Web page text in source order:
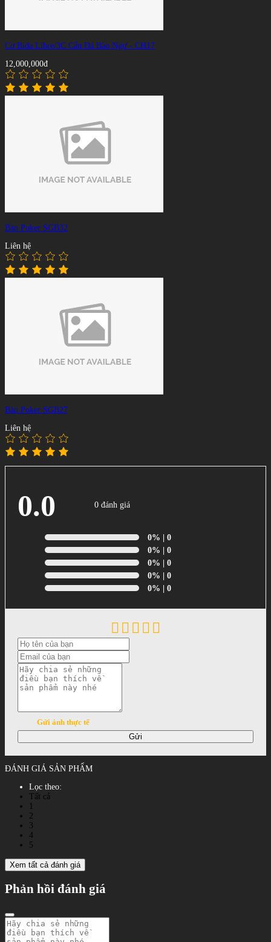
Cơ Bida Libre/3C Cẩn Đá Bào Ngư - CH17
12,000,000đ
Bàn Poker SGB32
Liên hệ
Bàn Poker SGB27
Liên hệ
0.0 0 đánh giá
0% | 0
0% | 0
0% | 0
0% | 0
0% | 0
Gửi ảnh thực tế
Gửi
ĐÁNH GIÁ SẢN PHẨM
Lọc theo:
Tất cả
2
3
4
5
Xem tất cả đánh giá
Phản hồi đánh giá